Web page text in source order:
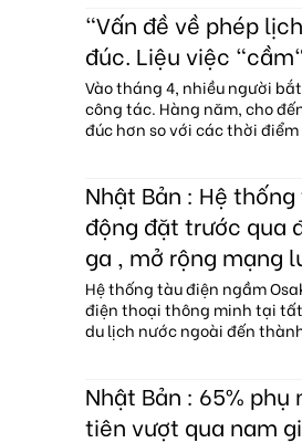
"Vấn đề về phép
đúc. Liệu việc
Vào tháng 4, nhiều người
công tác. Hàng năm, cho
đúc hơn so với các thời
Nhật Bản : Hệ
động đặt trước qua
ga , mở rộng mạng
Hệ thống tàu điện ngầm
điện thoại thông minh tại
du lịch nước ngoài đến
Nhật Bản : 65%
tiên vượt qua nam